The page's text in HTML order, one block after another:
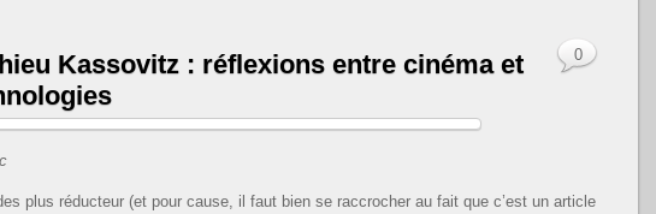
Kassovitz : réflexions entre cinéma et
plus réducteur (et pour cause, il faut bien se raccrocher au fait que c’est un article
0